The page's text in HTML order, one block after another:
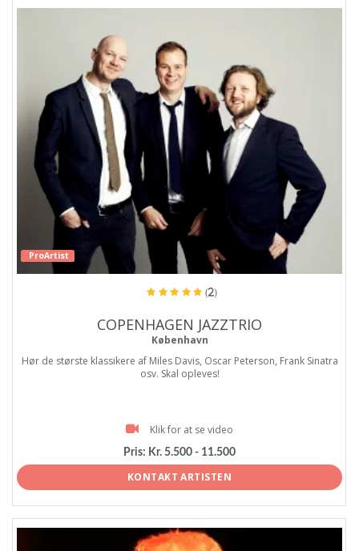
ProArtist
(2)
COPENHAGEN JAZZTRIO
København
Hør de største klassikere af Miles Davis, Oscar Peterson, Frank Sinatra
osv. Skal opleves!
Klik for at se video
Pris: Kr. 5.500 - 11.500
KONTAKT ARTISTEN